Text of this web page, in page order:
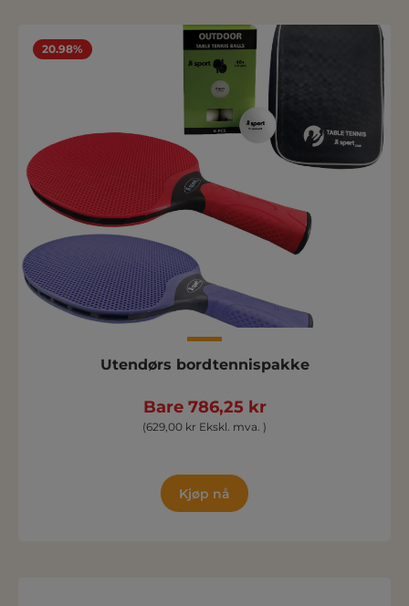
20.98%
Utendørs bordtennispakke
Bare 786,25 kr
(629,00 kr Ekskl. mva. )
Kjøp nå